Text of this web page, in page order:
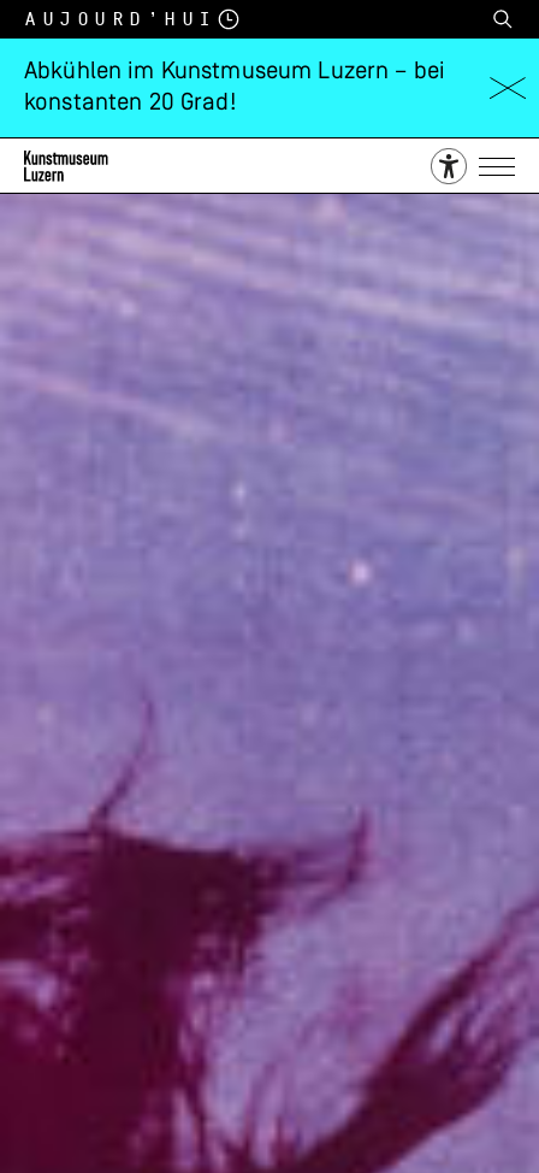
Aujourd’hui
Abkühlen im Kunstmuseum Luzern – bei
konstanten 20 Grad!